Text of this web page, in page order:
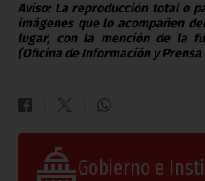
Aviso: La reproducción total o
imágenes que lo acompañen
lugar, con la mención de la
(Oficina de Información y
Gobierno e